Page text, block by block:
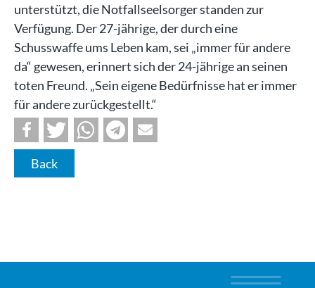
unterstützt, die Notfallseelsorger standen zur
Verfügung. Der 27-jährige, der durch eine
Schusswaffe ums Leben kam, sei „immer für andere
da“ gewesen, erinnert sich der 24-jährige an seinen
toten Freund. „Sein eigene Bedürfnisse hat er immer
für andere zurückgestellt.“
Back